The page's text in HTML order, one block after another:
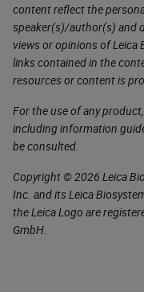
content reflect the
speaker(s)/author(s) and
views or opinions of Leica
links contained in the
resources or content is
For the use of any
including information
be consulted.
Copyright © 2026 Leica
Inc. and its Leica
the Leica Logo are
GmbH.